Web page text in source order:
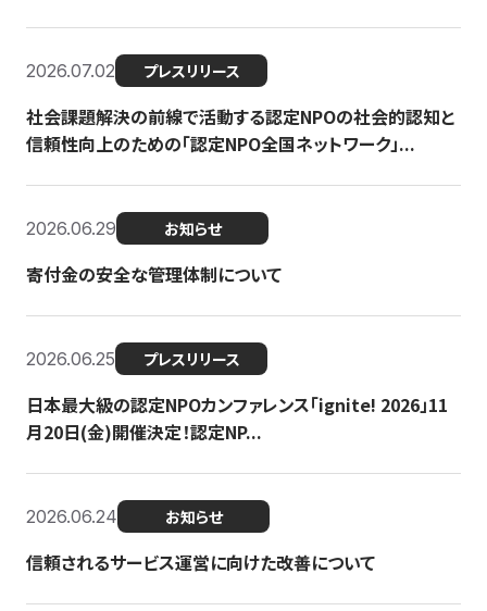
2026.07.02 プレスリリース
社会課題解決の前線で活動する認定NPOの社会的認知と
信頼性向上のための「認定NPO全国ネットワーク」...
2026.06.29 お知らせ
寄付金の安全な管理体制について
2026.06.25 プレスリリース
日本最大級の認定NPOカンファレンス「ignite! 2026」11
月20日(金)開催決定！認定NP...
2026.06.24 お知らせ
信頼されるサービス運営に向けた改善について